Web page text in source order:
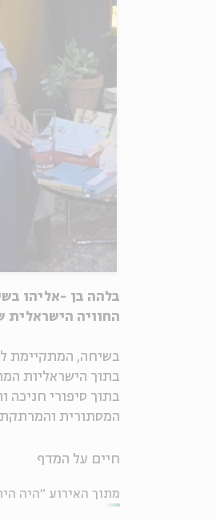
בלהה בן -אליהו
החוויה הישראלית
בשיחה, המתקיימת
בתוך הישראליות
בתוך סיפורי
המסתורית
חיים על המדף
מתוך האירוע "היה היתה